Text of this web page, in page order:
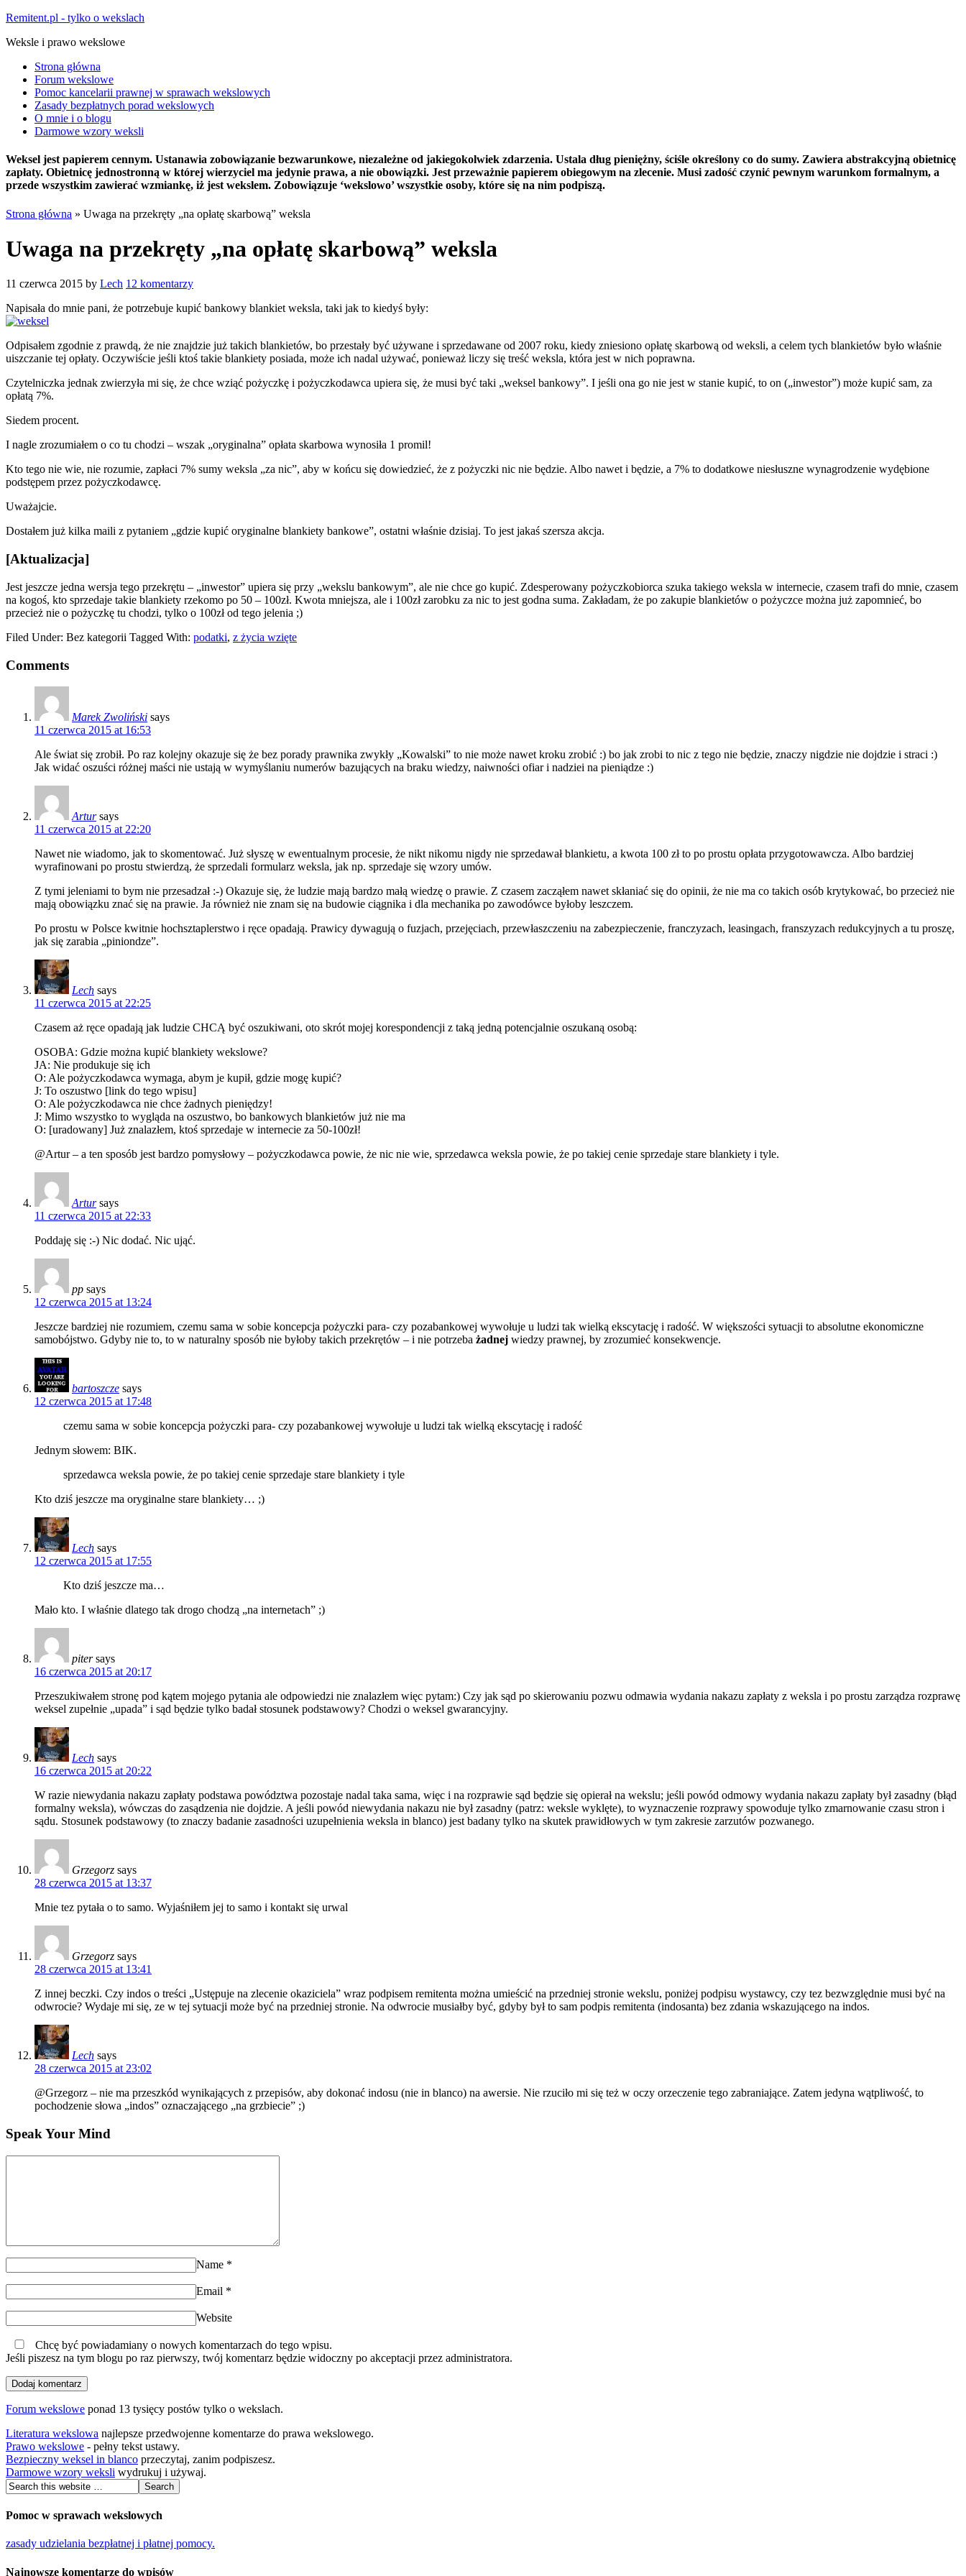
Remitent.pl - tylko o wekslach
Weksle i prawo wekslowe
Strona główna
Forum wekslowe
Pomoc kancelarii prawnej w sprawach wekslowych
Zasady bezpłatnych porad wekslowych
O mnie i o blogu
Darmowe wzory weksli
Weksel jest papierem cennym. Ustanawia zobowiązanie bezwarunkowe, niezależne od jakiegokolwiek zdarzenia. Ustala dług pieniężny, ściśle określony co do sumy. Zawiera abstrakcyjną obietnicę
zapłaty. Obietnicę jednostronną w której wierzyciel ma jedynie prawa, a nie obowiązki. Jest przeważnie papierem obiegowym na zlecenie. Musi zadość czynić pewnym warunkom formalnym, a
przede wszystkim zawierać wzmiankę, iż jest wekslem. Zobowiązuje ‘wekslowo’ wszystkie osoby, które się na nim podpiszą.
Strona główna » Uwaga na przekręty „na opłatę skarbową” weksla
Uwaga na przekręty „na opłatę skarbową” weksla
11 czerwca 2015 by Lech 12 komentarzy
Napisała do mnie pani, że potrzebuje kupić bankowy blankiet weksla, taki jak to kiedyś były:
Odpisałem zgodnie z prawdą, że nie znajdzie już takich blankietów, bo przestały być używane i sprzedawane od 2007 roku, kiedy zniesiono opłatę skarbową od weksli, a celem tych blankietów było właśnie
uiszczanie tej opłaty. Oczywiście jeśli ktoś takie blankiety posiada, może ich nadal używać, ponieważ liczy się treść weksla, która jest w nich poprawna.
Czytelniczka jednak zwierzyła mi się, że chce wziąć pożyczkę i pożyczkodawca upiera się, że musi być taki „weksel bankowy”. I jeśli ona go nie jest w stanie kupić, to on („inwestor”) może kupić sam, za
opłatą 7%.
Siedem procent.
I nagle zrozumiałem o co tu chodzi – wszak „oryginalna” opłata skarbowa wynosiła 1 promil!
Kto tego nie wie, nie rozumie, zapłaci 7% sumy weksla „za nic”, aby w końcu się dowiedzieć, że z pożyczki nic nie będzie. Albo nawet i będzie, a 7% to dodatkowe niesłuszne wynagrodzenie wydębione
podstępem przez pożyczkodawcę.
Uważajcie.
Dostałem już kilka maili z pytaniem „gdzie kupić oryginalne blankiety bankowe”, ostatni właśnie dzisiaj. To jest jakaś szersza akcja.
[Aktualizacja]
Jest jeszcze jedna wersja tego przekrętu – „inwestor” upiera się przy „wekslu bankowym”, ale nie chce go kupić. Zdesperowany pożyczkobiorca szuka takiego weksla w internecie, czasem trafi do mnie, czasem
na kogoś, kto sprzedaje takie blankiety rzekomo po 50 – 100zł. Kwota mniejsza, ale i 100zł zarobku za nic to jest godna suma. Zakładam, że po zakupie blankietów o pożyczce można już zapomnieć, bo
przecież nie o pożyczkę tu chodzi, tylko o 100zł od tego jelenia ;)
Filed Under: Bez kategorii Tagged With: podatki, z życia wzięte
Comments
Marek Zwoliński says
11 czerwca 2015 at 16:53
Ale świat się zrobił. Po raz kolejny okazuje się że bez porady prawnika zwykły „Kowalski” to nie może nawet kroku zrobić :) bo jak zrobi to nic z tego nie będzie, znaczy nigdzie nie dojdzie i straci :)
Jak widać oszuści różnej maści nie ustają w wymyślaniu numerów bazujących na braku wiedzy, naiwności ofiar i nadziei na pieniądze :)
Artur says
11 czerwca 2015 at 22:20
Nawet nie wiadomo, jak to skomentować. Już słyszę w ewentualnym procesie, że nikt nikomu nigdy nie sprzedawał blankietu, a kwota 100 zł to po prostu opłata przygotowawcza. Albo bardziej
wyrafinowani po prostu stwierdzą, że sprzedali formularz weksla, jak np. sprzedaje się wzory umów.
Z tymi jeleniami to bym nie przesadzał :-) Okazuje się, że ludzie mają bardzo małą wiedzę o prawie. Z czasem zacząłem nawet skłaniać się do opinii, że nie ma co takich osób krytykować, bo przecież nie
mają obowiązku znać się na prawie. Ja również nie znam się na budowie ciągnika i dla mechanika po zawodówce byłoby leszczem.
Po prostu w Polsce kwitnie hochsztaplerstwo i ręce opadają. Prawicy dywagują o fuzjach, przejęciach, przewłaszczeniu na zabezpieczenie, franczyzach, leasingach, franszyzach redukcyjnych a tu proszę,
jak się zarabia „piniondze”.
Lech says
11 czerwca 2015 at 22:25
Czasem aż ręce opadają jak ludzie CHCĄ być oszukiwani, oto skrót mojej korespondencji z taką jedną potencjalnie oszukaną osobą:
OSOBA: Gdzie można kupić blankiety wekslowe?
JA: Nie produkuje się ich
O: Ale pożyczkodawca wymaga, abym je kupił, gdzie mogę kupić?
J: To oszustwo [link do tego wpisu]
O: Ale pożyczkodawca nie chce żadnych pieniędzy!
J: Mimo wszystko to wygląda na oszustwo, bo bankowych blankietów już nie ma
O: [uradowany] Już znalazłem, ktoś sprzedaje w internecie za 50-100zł!
@Artur – a ten sposób jest bardzo pomysłowy – pożyczkodawca powie, że nic nie wie, sprzedawca weksla powie, że po takiej cenie sprzedaje stare blankiety i tyle.
Artur says
11 czerwca 2015 at 22:33
Poddaję się :-) Nic dodać. Nic ująć.
pp says
12 czerwca 2015 at 13:24
Jeszcze bardziej nie rozumiem, czemu sama w sobie koncepcja pożyczki para- czy pozabankowej wywołuje u ludzi tak wielką ekscytację i radość. W większości sytuacji to absolutne ekonomiczne
samobójstwo. Gdyby nie to, to w naturalny sposób nie byłoby takich przekrętów – i nie potrzeba żadnej wiedzy prawnej, by zrozumieć konsekwencje.
bartoszcze says
12 czerwca 2015 at 17:48
czemu sama w sobie koncepcja pożyczki para- czy pozabankowej wywołuje u ludzi tak wielką ekscytację i radość
Jednym słowem: BIK.
sprzedawca weksla powie, że po takiej cenie sprzedaje stare blankiety i tyle
Kto dziś jeszcze ma oryginalne stare blankiety… ;)
Lech says
12 czerwca 2015 at 17:55
Kto dziś jeszcze ma…
Mało kto. I właśnie dlatego tak drogo chodzą „na internetach” ;)
piter says
16 czerwca 2015 at 20:17
Przeszukiwałem stronę pod kątem mojego pytania ale odpowiedzi nie znalazłem więc pytam:) Czy jak sąd po skierowaniu pozwu odmawia wydania nakazu zapłaty z weksla i po prostu zarządza rozprawę
weksel zupełnie „upada” i sąd będzie tylko badał stosunek podstawowy? Chodzi o weksel gwarancyjny.
Lech says
16 czerwca 2015 at 20:22
W razie niewydania nakazu zapłaty podstawa powództwa pozostaje nadal taka sama, więc i na rozprawie sąd będzie się opierał na wekslu; jeśli powód odmowy wydania nakazu zapłaty był zasadny (błąd
formalny weksla), wówczas do zasądzenia nie dojdzie. A jeśli powód niewydania nakazu nie był zasadny (patrz: weksle wyklęte), to wyznaczenie rozprawy spowoduje tylko zmarnowanie czasu stron i
sądu. Stosunek podstawowy (to znaczy badanie zasadności uzupełnienia weksla in blanco) jest badany tylko na skutek prawidłowych w tym zakresie zarzutów pozwanego.
Grzegorz says
28 czerwca 2015 at 13:37
Mnie tez pytała o to samo. Wyjaśniłem jej to samo i kontakt się urwal
Grzegorz says
28 czerwca 2015 at 13:41
Z innej beczki. Czy indos o treści „Ustępuje na zlecenie okaziciela” wraz podpisem remitenta można umieścić na przedniej stronie wekslu, poniżej podpisu wystawcy, czy tez bezwzględnie musi być na
odwrocie? Wydaje mi się, ze w tej sytuacji może być na przedniej stronie. Na odwrocie musiałby być, gdyby był to sam podpis remitenta (indosanta) bez zdania wskazującego na indos.
Lech says
28 czerwca 2015 at 23:02
@Grzegorz – nie ma przeszkód wynikających z przepisów, aby dokonać indosu (nie in blanco) na awersie. Nie rzuciło mi się też w oczy orzeczenie tego zabraniające. Zatem jedyna wątpliwość, to
pochodzenie słowa „indos” oznaczającego „na grzbiecie” ;)
Speak Your Mind
Name *
Email *
Website
Chcę być powiadamiany o nowych komentarzach do tego wpisu.
Jeśli piszesz na tym blogu po raz pierwszy, twój komentarz będzie widoczny po akceptacji przez administratora.
Forum wekslowe ponad 13 tysięcy postów tylko o wekslach.
Literatura wekslowa najlepsze przedwojenne komentarze do prawa wekslowego.
Prawo wekslowe - pełny tekst ustawy.
Bezpieczny weksel in blanco przeczytaj, zanim podpiszesz.
Darmowe wzory weksli wydrukuj i używaj.
Pomoc w sprawach wekslowych
zasady udzielania bezpłatnej i płatnej pomocy.
Najnowsze komentarze do wpisów